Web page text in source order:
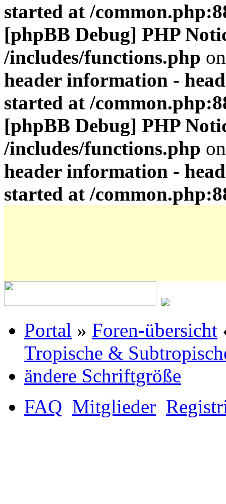
started at /
[phpBB Debug] PHP
/includes/functions.php
header information -
started at /
[phpBB Debug] PHP
/includes/functions.php
header information -
started at /
Portal » Foren-übersicht
Tropische &
ändere Schriftgröße
FAQ Mitglieder